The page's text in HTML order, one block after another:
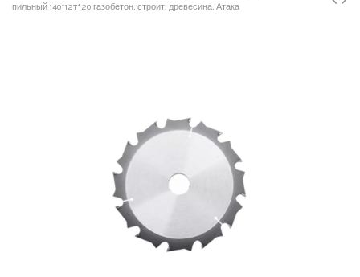
пильный 140*12T*20 газобетон, строит. древесина, Атака